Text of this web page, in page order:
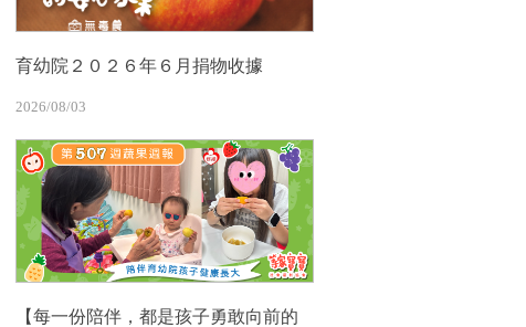
育幼院２０２６年６月捐物收據
2026/08/03
【每一份陪伴，都是孩子勇敢向前的